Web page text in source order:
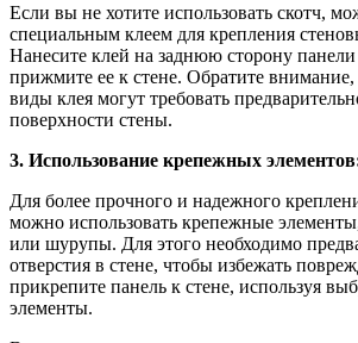
Если вы не хотите использовать скотч,
специальным клеем для крепления
Нанесите клей на заднюю сторону
прижмите ее к стене. Обратите внимание,
виды клея могут требовать
поверхности стены.
3. Использование крепежных
Для более прочного и надежного
можно использовать крепежные
или шурупы. Для этого необходимо
отверстия в стене, чтобы избежать
прикрепите панель к стене, используя
элементы.